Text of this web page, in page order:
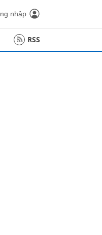
nhập
RSS